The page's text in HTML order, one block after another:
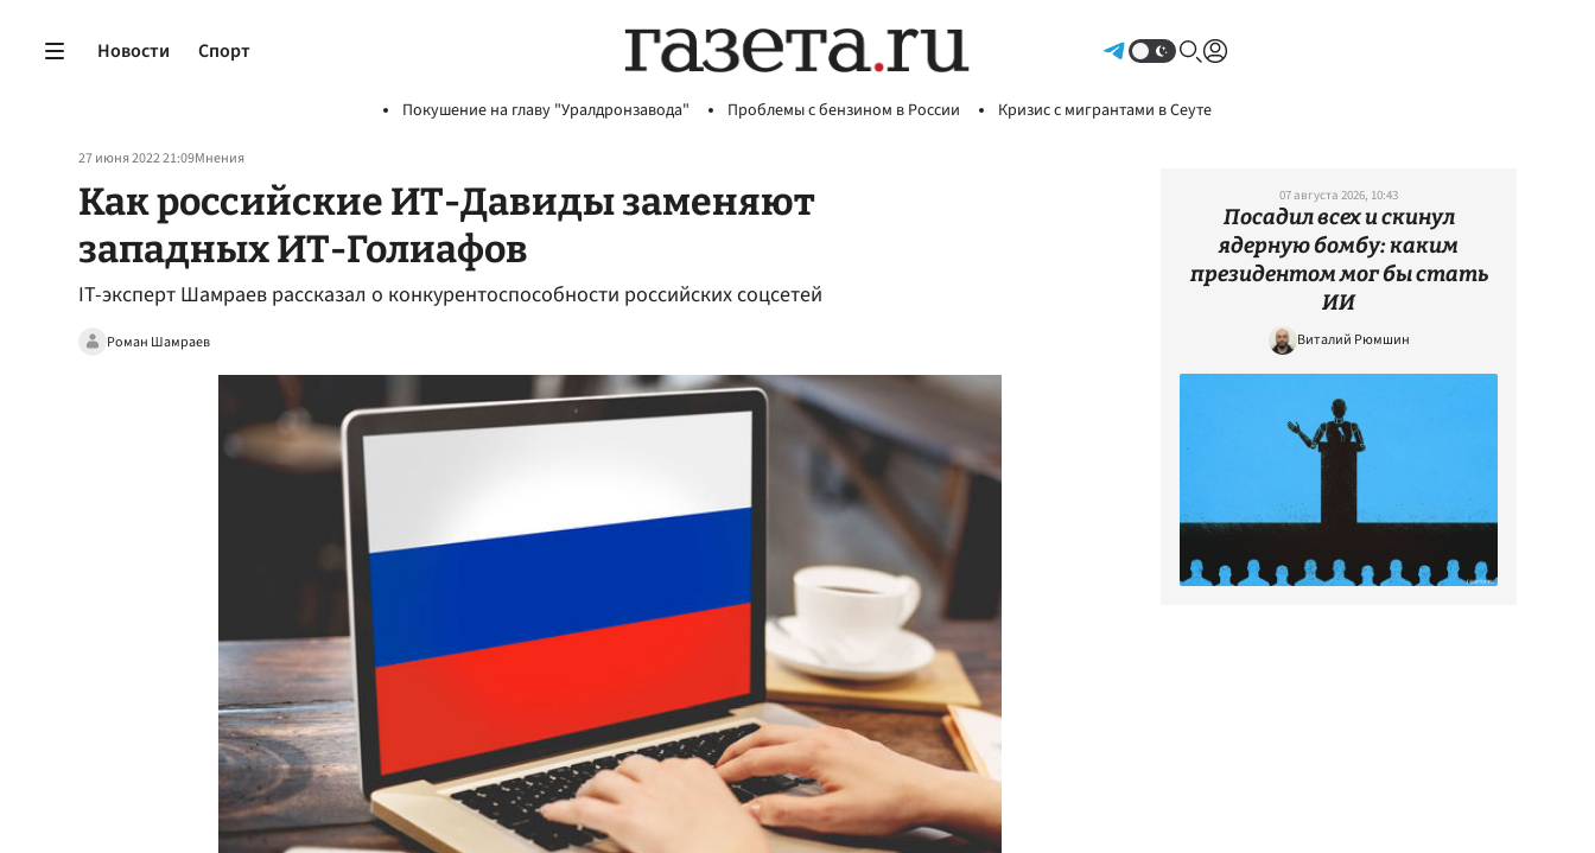
Новости Спорт
Покушение на главу "Уралдронзавода" Проблемы с бензином в России Кризис с мигрантами в Сеуте
27 июня 2022 21:09Мнения
Как российские ИТ-Давиды заменяют
западных ИТ-Голиафов
IT-эксперт Шамраев рассказал о конкурентоспособности российских соцсетей
Роман Шамраев
07 августа 2026, 10:43
Посадил всех и скинул
ядерную бомбу: каким
президентом мог бы стать
ИИ
Виталий Рюмшин